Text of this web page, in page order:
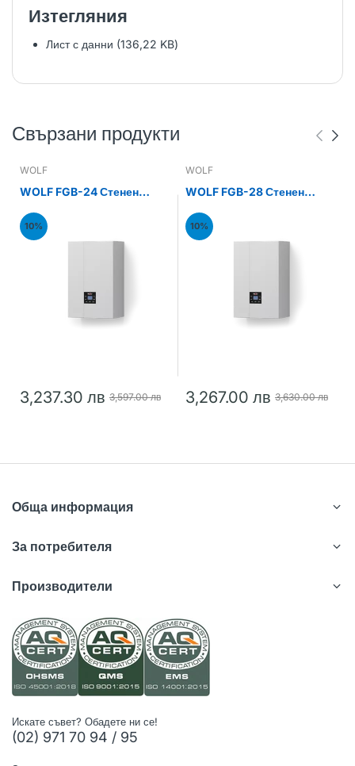
Изтегляния
Лист с данни (136,22 KB)
Свързани продукти
WOLF
WOLF FGB-24 Стенен
24kW
10%
3,237.30 лв 3,597.00 лв
WOLF
WOLF FGB-28 Стенен
28kW
10%
3,267.00 лв 3,630.00 лв
Обща информация
За потребителя
Производители
Искате съвет? Обадете ни се!
(02) 971 70 94 / 95